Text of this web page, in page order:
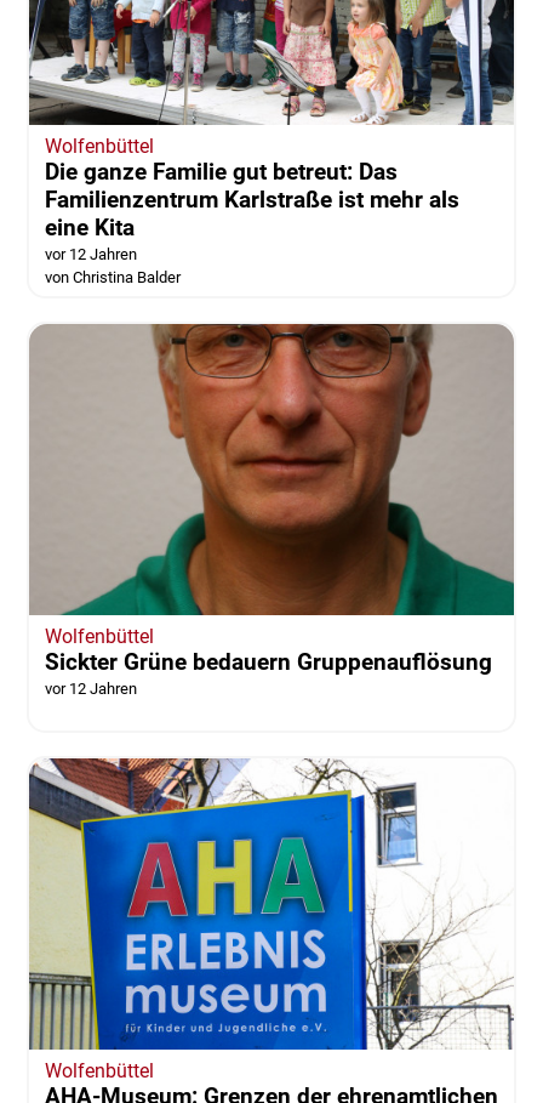
Wolfenbüttel
Die ganze Familie gut betreut: Das
Familienzentrum Karlstraße ist mehr als
eine Kita
vor 12 Jahren
von Christina Balder
Wolfenbüttel
Sickter Grüne bedauern Gruppenauflösung
vor 12 Jahren
Wolfenbüttel
AHA-Museum: Grenzen der ehrenamtlichen